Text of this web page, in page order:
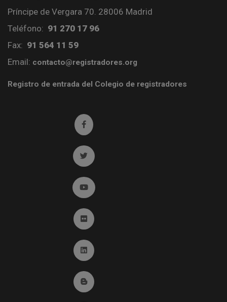
Príncipe de Vergara 70. 28006 Madrid
Teléfono: 91 270 17 96
Fax: 91 564 11 59
Email: contacto@registradores.org
Registro de entrada del Colegio de registradores
Ir a facebook (abre en ventana nueva)
Ir a twitter (abre en ventana nueva)
Ir a YouTube (abre en ventana nueva)
Ir a Flickr (abre en ventana nueva)
Ir a Linkedin (abre en ventana nueva)
Ir al Blog (abre en ventana nueva)